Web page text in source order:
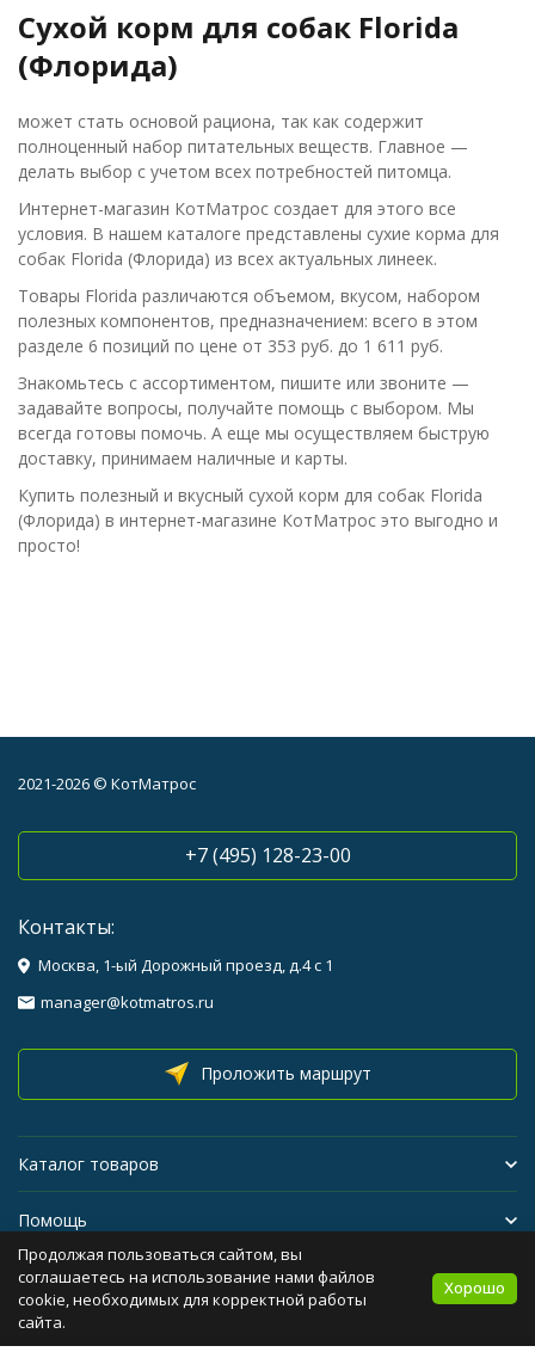
Сухой корм для собак Florida
(Флорида)
может стать основой рациона, так как содержит
полноценный набор питательных веществ. Главное —
делать выбор с учетом всех потребностей питомца.
Интернет-магазин КотМатрос создает для этого все
условия. В нашем каталоге представлены сухие корма для
собак Florida (Флорида) из всех актуальных линеек.
Товары Florida различаются объемом, вкусом, набором
полезных компонентов, предназначением: всего в этом
разделе 6 позиций по цене от 353 руб. до 1 611 руб.
Знакомьтесь с ассортиментом, пишите или звоните —
задавайте вопросы, получайте помощь с выбором. Мы
всегда готовы помочь. А еще мы осуществляем быструю
доставку, принимаем наличные и карты.
Купить полезный и вкусный сухой корм для собак Florida
(Флорида) в интернет-магазине КотМатрос это выгодно и
просто!
2021-2026 © КотМатрос
+7 (495) 128-23-00
Контакты:
Москва, 1-ый Дорожный проезд, д.4 с 1
manager@kotmatros.ru
Проложить маршрут
Каталог товаров
Помощь
Бренды
Продолжая пользоваться сайтом, вы
соглашаетесь на использование нами файлов
cookie, необходимых для корректной работы
сайта.
Хорошо